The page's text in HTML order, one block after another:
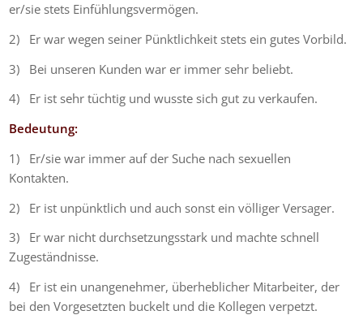
er/sie stets Einfühlungsvermögen.
2) Er war wegen seiner Pünktlichkeit stets ein gutes Vorbild.
3) Bei unseren Kunden war er immer sehr beliebt.
4) Er ist sehr tüchtig und wusste sich gut zu verkaufen.
Bedeutung:
1) Er/sie war immer auf der Suche nach sexuellen
Kontakten.
2) Er ist unpünktlich und auch sonst ein völliger Versager.
3) Er war nicht durchsetzungsstark und machte schnell
Zugeständnisse.
4) Er ist ein unangenehmer, überheblicher Mitarbeiter, der
bei den Vorgesetzten buckelt und die Kollegen verpetzt.